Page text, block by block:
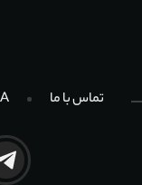
تماس با ما